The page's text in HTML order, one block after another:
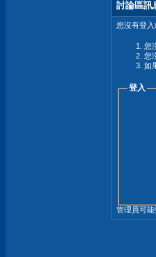
討論區訊
您沒有登
您
您
如
登入
管理員可